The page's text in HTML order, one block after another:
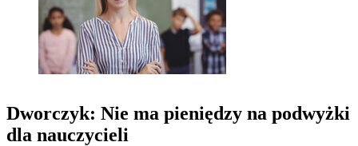
Dworczyk: Nie ma pieniędzy na podwyżki
dla nauczycieli